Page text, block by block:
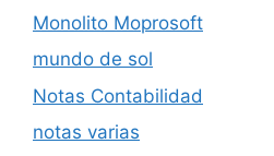
Monolito Moprosoft
mundo de sol
Notas Contabilidad
notas varias